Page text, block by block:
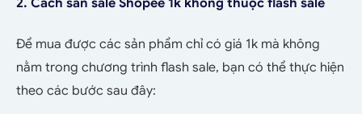
Để mua được các sản phẩm chỉ có giá 1k mà không
nằm trong chương trình flash sale, bạn có thể thực hiện
theo các bước sau đây: